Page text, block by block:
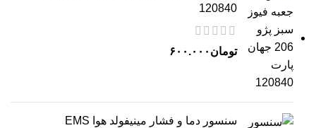
120840
تومان ۶۰۰.۰۰۰
سنسور دما و فشار مینیفولد هوا EMS